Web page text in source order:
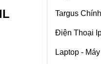
Chuột Máy
Fan PC
Cáp HDMI
Targus
Chuột
Bàn Phím
Điện Thoại
Laptop -